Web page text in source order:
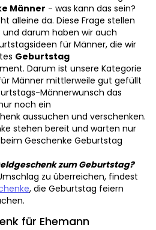
Männer - was kann das sein?
alleine da. Diese Frage stellen
darum haben wir auch
für Männer, die wir
Geburtstag
Darum ist unsere Kategorie
Männer mittlerweile gut gefüllt
Männerwunsch das
noch ein
aussuchen und verschenken.
stehen bereit und warten nur
Geschenke Geburtstag
zum Geburtstag?
zu überreichen, findest
, die Geburtstag feiern
für Ehemann